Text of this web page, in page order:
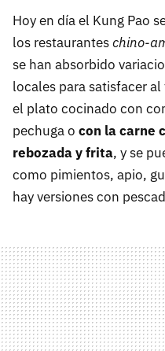
Hoy en día el Kung Pao
los restauranteschino-
se han absorbido
locales para satisfacer
el plato cocinado con
pechuga o con la carne
rebozada y frita, y se
como pimientos, apio,
hay versiones con